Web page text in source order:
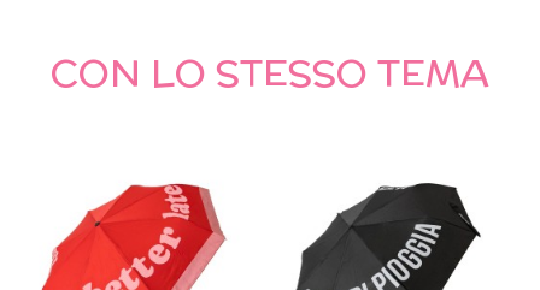
CON LO STESSO TEMA